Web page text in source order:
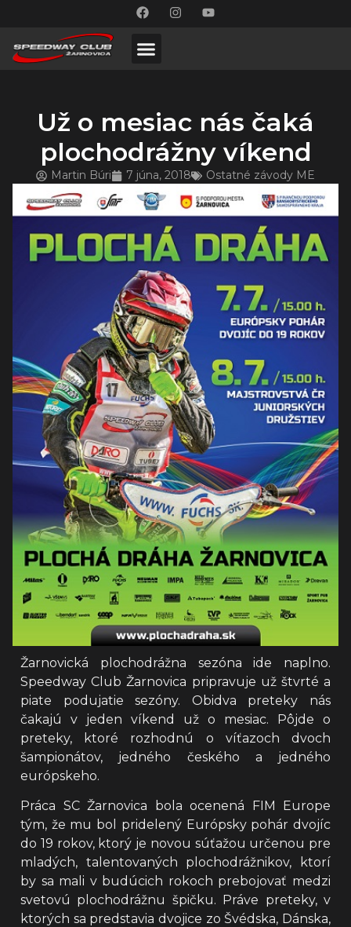
Už o mesiac nás čaká
plochodrážny víkend
Martin Búri 7 júna, 2018 Ostatné závody ME
Žarnovická plochodrážna sezóna ide naplno.
Speedway Club Žarnovica pripravuje už štvrté a
piate podujatie sezóny. Obidva preteky nás
čakajú v jeden víkend už o mesiac. Pôjde o
preteky, ktoré rozhodnú o víťazoch dvoch
šampionátov, jedného českého a jedného
európskeho.
Práca SC Žarnovica bola ocenená FIM Europe
tým, že mu bol pridelený Európsky pohár dvojíc
do 19 rokov, ktorý je novou súťažou určenou pre
mladých, talentovaných plochodrážnikov, ktorí
by sa mali v budúcich rokoch prebojovať medzi
svetovú plochodrážnu špičku. Práve preteky, v
ktorých sa predstavia dvojice zo Švédska, Dánska,